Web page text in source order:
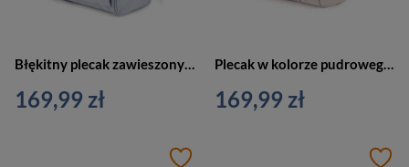
169,99 zł 169,99 zł